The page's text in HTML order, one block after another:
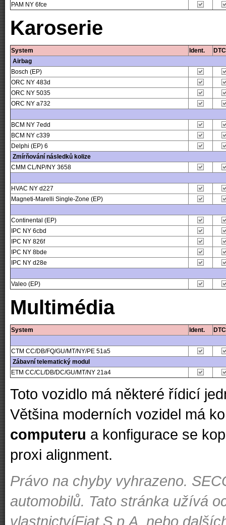
PAM NY 6fce
Karoserie
System Ident.
DTC
Airbag
Bosch (EP)
ORC NY 483d
ORC NY 5035
ORC NY a732
BCM NY 7edd
BCM NY c339
Delphi (EP) 6
Zmírňování následků kolize
CMM CL/NP/NY 3658
HVAC NY d227
Magneti-Marelli Single-Zone (EP)
Continental (EP)
IPC NY 6cbd
IPC NY 826f
IPC NY 8bde
IPC NY d28e
Valeo (EP)
Multimédia
System Ident. DTC
CTM CC/DB/FQ/GU/MT/NY/PE 51a5
Zábavní telematický modul
ETM CC/CL/DB/DC/GU/MT/NY 21a4
Toto vozidlo má některé řídicí
Většina moderních vozidel má
computeru a konfigurace se
proxi alignment.
Právo na chyby vyhrazeno.
automobilů. Tato stránka užívá
vlastnictvíFiat S.p.A. nebo